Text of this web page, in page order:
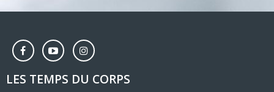
LES TEMPS DU CORPS